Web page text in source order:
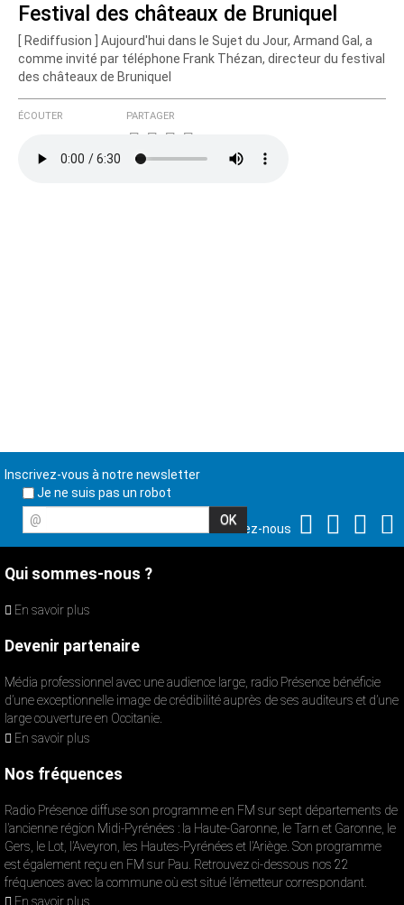
Festival des châteaux de Bruniquel
[ Rediffusion ] Aujourd'hui dans le Sujet du Jour, Armand Gal, a
comme invité par téléphone Frank Thézan, directeur du festival
des châteaux de Bruniquel
ÉCOUTER PARTAGER
Inscrivez-vous à notre newsletter
Je ne suis pas un robot
@
Suivez-nous
Qui sommes-nous ?
En savoir plus
Devenir partenaire
Média professionnel avec une audience large, radio Présence bénéficie
d’une exceptionnelle image de crédibilité auprès de ses auditeurs et d’une
large couverture en Occitanie.
En savoir plus
Nos fréquences
Radio Présence diffuse son programme en FM sur sept départements de
l’ancienne région Midi-Pyrénées : la Haute-Garonne, le Tarn et Garonne, le
Gers, le Lot, l’Aveyron, les Hautes-Pyrénées et l’Ariège. Son programme
est également reçu en FM sur Pau. Retrouvez ci-dessous nos 22
fréquences avec la commune où est situé l’émetteur correspondant.
En savoir plus